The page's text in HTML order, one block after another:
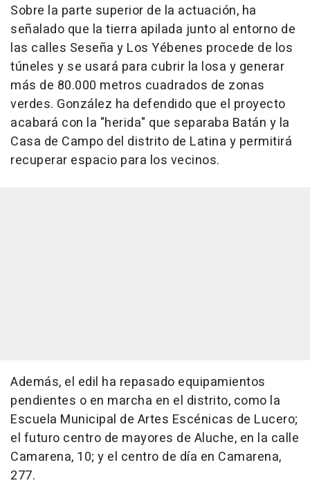
Sobre la parte superior de la actuación, ha
señalado que la tierra apilada junto al entorno de
las calles Seseña y Los Yébenes procede de los
túneles y se usará para cubrir la losa y generar
más de 80.000 metros cuadrados de zonas
verdes. González ha defendido que el proyecto
acabará con la "herida" que separaba Batán y la
Casa de Campo del distrito de Latina y permitirá
recuperar espacio para los vecinos.
Además, el edil ha repasado equipamientos
pendientes o en marcha en el distrito, como la
Escuela Municipal de Artes Escénicas de Lucero;
el futuro centro de mayores de Aluche, en la calle
Camarena, 10; y el centro de día en Camarena,
277.